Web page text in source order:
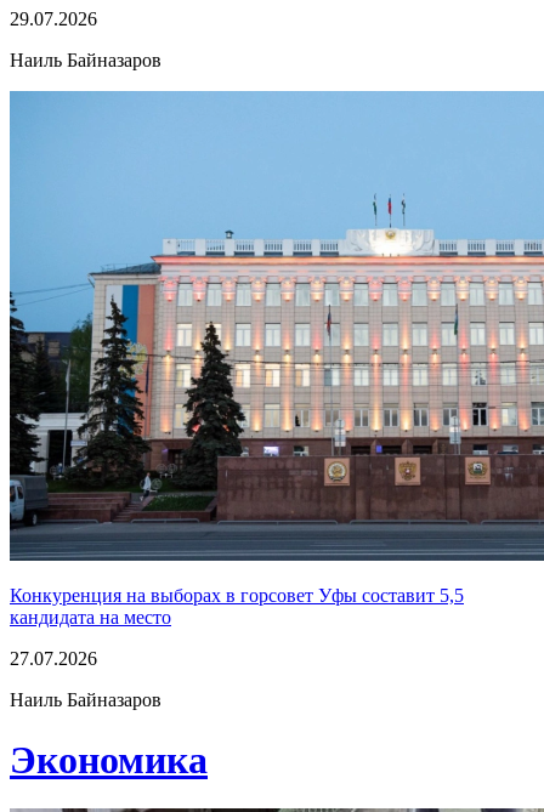
29.07.2026
Наиль Байназаров
Конкуренция на выборах в горсовет Уфы составит 5,5
кандидата на место
27.07.2026
Наиль Байназаров
Экономика